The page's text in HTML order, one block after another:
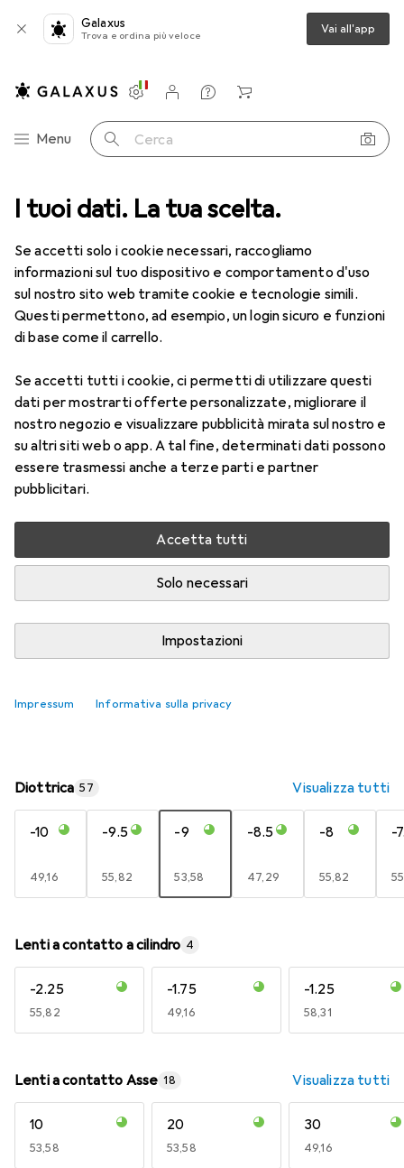
I tuoi dati. La tua scelta.
Se accetti solo i cookie necessari, raccogliamo
informazioni sul tuo dispositivo e comportamento d'uso
sul nostro sito web tramite cookie e tecnologie simili.
Questi permettono, ad esempio, un login sicuro e funzioni
di base come il carrello.
Se accetti tutti i cookie, ci permetti di utilizzare questi
dati per mostrarti offerte personalizzate, migliorare il
nostro negozio e visualizzare pubblicità mirata sul nostro e
su altri siti web o app. A tal fine, determinati dati possono
essere trasmessi anche a terze parti e partner
pubblicitari.
Accetta tutti
Solo necessari
Impostazioni
Impressum Informativa sulla privacy
Galaxus
Trova e ordina più veloce Vai all'app
Categoria Navigazione
Menu Cerca
Impostazioni
Conto cliente
Liste di confronto
Liste dei desideri
Carrello
Lenti a contatto Air Optix HydraGlyde per l'astigmatismo 6
1 Immagine
Air Optix HydraGlyde per
-9, Obiettivo mensile, 6 pz., Torico
Prezzo in EUR IVA incl.
EUR
53,58 EUR
8,93/1pz.
Consegna tra lun, 17/8 e mer, 19/8
Più di 10 pezzi in stock presso il fornitore
Aggiungi al carrello
Diottrica 57 Visualizza tutti
-10
EUR
49,16
-9.5
EUR
55,82
-9
EUR
53,58
-8.5
EUR
47,29
-8
EUR
55,82
-
Lenti a contatto a cilindro 4
-2.25
EUR
55,82
-1.75
EUR
49,16
-1.25
EUR
58,31
Lenti a contatto Asse 18 Visualizza tutti
10
EUR
53,58
20
EUR
53,58
30
EUR
49,16